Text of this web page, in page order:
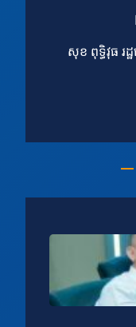
សុខ ពុទ្ធិវុធ